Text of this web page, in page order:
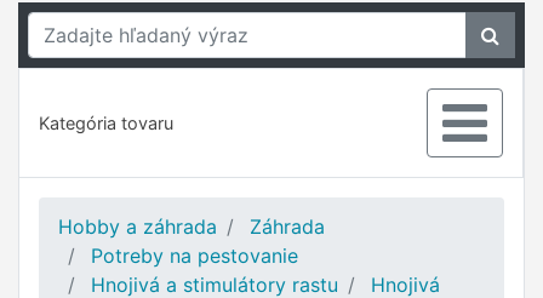
Kategória tovaru
Hobby a záhrada
Záhrada
Potreby na pestovanie
Hnojivá a stimulátory rastu
Hnojivá